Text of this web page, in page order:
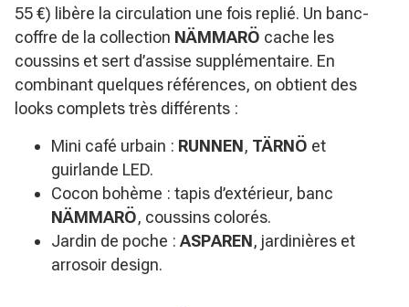
55 €) libère la circulation une fois replié. Un banc-
coffre de la collection NÄMMARÖ cache les
coussins et sert d’assise supplémentaire. En
combinant quelques références, on obtient des
looks complets très différents :
Mini café urbain : RUNNEN, TÄRNÖ et
guirlande LED.
Cocon bohème : tapis d’extérieur, banc
NÄMMARÖ, coussins colorés.
Jardin de poche : ASPAREN, jardinières et
arrosoir design.